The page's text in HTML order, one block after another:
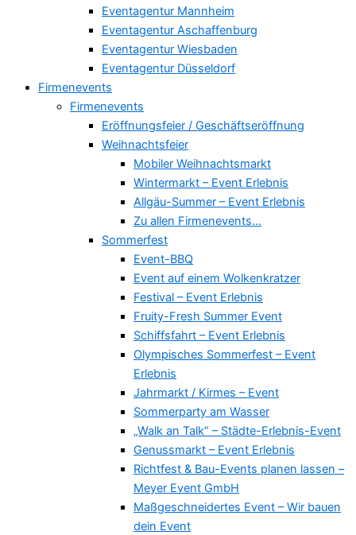
Eventagentur Mannheim
Eventagentur Aschaffenburg
Eventagentur Wiesbaden
Eventagentur Düsseldorf
Firmenevents
Firmenevents
Eröffnungsfeier / Geschäftseröffnung
Weihnachtsfeier
Mobiler Weihnachtsmarkt
Wintermarkt – Event Erlebnis
Allgäu-Summer – Event Erlebnis
Zu allen Firmenevents…
Sommerfest
Event-BBQ
Event auf einem Wolkenkratzer
Festival – Event Erlebnis
Fruity-Fresh Summer Event
Schiffsfahrt – Event Erlebnis
Olympisches Sommerfest – Event
Erlebnis
Jahrmarkt / Kirmes – Event
Sommerparty am Wasser
„Walk an Talk“ – Städte-Erlebnis-Event
Genussmarkt – Event Erlebnis
Richtfest & Bau-Events planen lassen –
Meyer Event GmbH
Maßgeschneidertes Event – Wir bauen
dein Event